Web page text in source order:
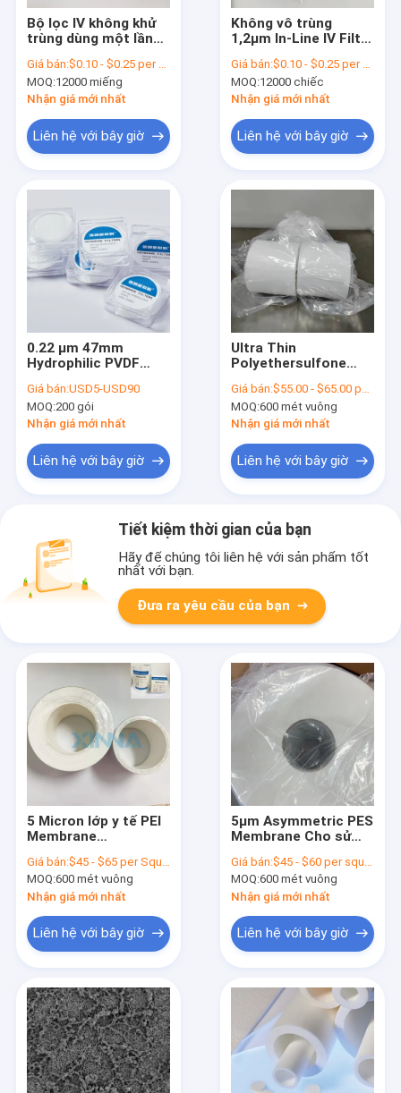
Bộ lọc IV không khử
trùng dùng một lần
tĩnh mạch
Giá bán:$0.10 - $0.25 per piece
MOQ:12000 miếng
Nhận giá mới nhất
Liên hệ với bây giờ
Không vô trùng
1,2μm In-Line IV Filter
Giá bán:$0.10 - $0.25 per piece
MOQ:12000 chiếc
Nhận giá mới nhất
Liên hệ với bây giờ
0.22 μm 47mm
Hydrophilic PVDF
Cho Nghiên cứu Y
sinh
Giá bán:USD5-USD90
MOQ:200 gói
Nhận giá mới nhất
Liên hệ với bây giờ
Ultra Thin
Polyethersulfone
dòng chảy cao cho
bộ lọc y tế
Giá bán:$55.00 - $65.00 per square meter
MOQ:600 mét vuông
Nhận giá mới nhất
Liên hệ với bây giờ
Tiết kiệm thời gian của bạn
Hãy để chúng tôi liên hệ với sản phẩm tốt
nhất với bạn.
Đưa ra yêu cầu của bạn
5 Micron lớp y tế PEI
Membrane
Polyethersulfone PEI
Filter
Giá bán:$45 - $65 per Square Meter
MOQ:600 mét vuông
Nhận giá mới nhất
Liên hệ với bây giờ
5μm Asymmetric PES
Membrane Cho sử
nhất vô trùng Thiết
bị y tế
Giá bán:$45 - $60 per square meter
MOQ:600 mét vuông
Nhận giá mới nhất
Liên hệ với bây giờ